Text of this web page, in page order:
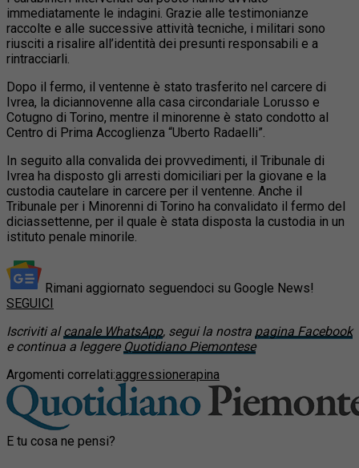
immediatamente le indagini. Grazie alle testimonianze
raccolte e alle successive attività tecniche, i militari sono
riusciti a risalire all’identità dei presunti responsabili e a
rintracciarli.
Dopo il fermo, il ventenne è stato trasferito nel carcere di
Ivrea, la diciannovenne alla casa circondariale Lorusso e
Cotugno di Torino, mentre il minorenne è stato condotto al
Centro di Prima Accoglienza “Uberto Radaelli”.
In seguito alla convalida dei provvedimenti, il Tribunale di
Ivrea ha disposto gli arresti domiciliari per la giovane e la
custodia cautelare in carcere per il ventenne. Anche il
Tribunale per i Minorenni di Torino ha convalidato il fermo del
diciassettenne, per il quale è stata disposta la custodia in un
istituto penale minorile.
Rimani aggiornato seguendoci su Google News!
SEGUICI
Iscriviti alcanale WhatsApp, segui la nostra pagina Facebook
e continua a leggere Quotidiano Piemontese
Argomenti correlati:aggressionerapina
E tu cosa ne pensi?